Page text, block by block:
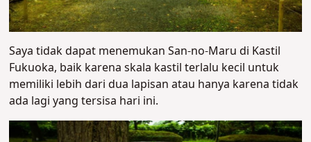
Saya tidak dapat menemukan San-no-Maru di Kastil
Fukuoka, baik karena skala kastil terlalu kecil untuk
memiliki lebih dari dua lapisan atau hanya karena tidak
ada lagi yang tersisa hari ini.